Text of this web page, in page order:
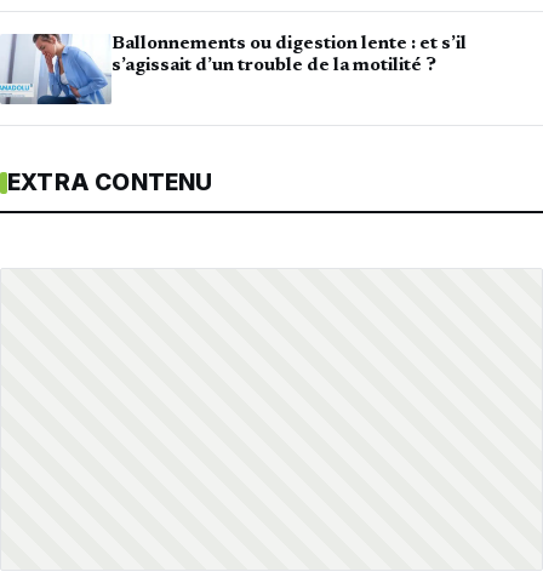
Ballonnements ou digestion lente : et s’il
s’agissait d’un trouble de la motilité ?
EXTRA CONTENU